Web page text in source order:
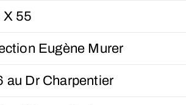
X 55
Eugène Murer
au Dr Charpentier